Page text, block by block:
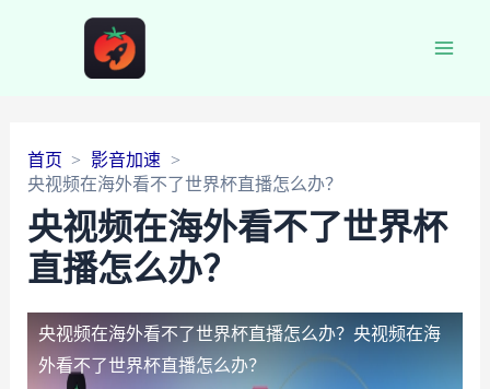
首页
影音加速
央视频在海外看不了世界杯直播怎么办？
央视频在海外看不了世界杯
直播怎么办？
央视频在海外看不了世界杯直播怎么办？ 央视频在海
外看不了世界杯直播怎么办？